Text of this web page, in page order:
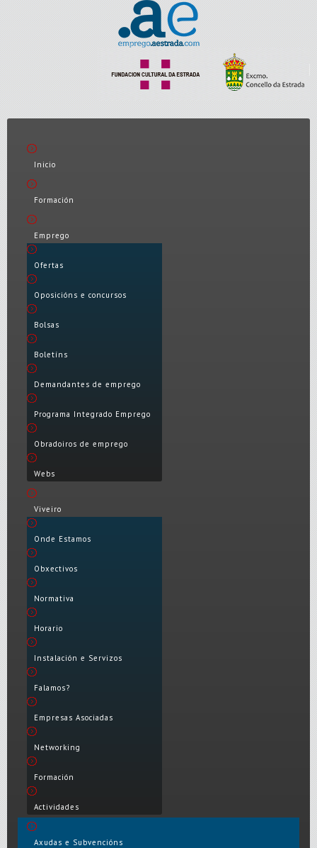
Inicio
Formación
Emprego
Ofertas
Oposicións e concursos
Bolsas
Boletíns
Demandantes de emprego
Programa Integrado Emprego
Obradoiros de emprego
Webs
Viveiro
Onde Estamos
Obxectivos
Normativa
Horario
Instalación e Servizos
Falamos?
Empresas Asociadas
Networking
Formación
Actividades
Axudas e Subvencións